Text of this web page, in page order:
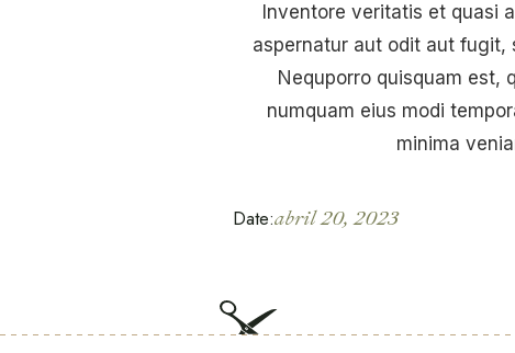
Inventore veritatis et quasi
aspernatur aut odit aut fugit,
Nequporro quisquam est,
numquam eius modi
minima
Date:abril 20, 2023